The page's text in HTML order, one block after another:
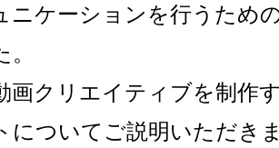
ニケーションを行うため
画クリエイティブを制作
についてご説明いただき